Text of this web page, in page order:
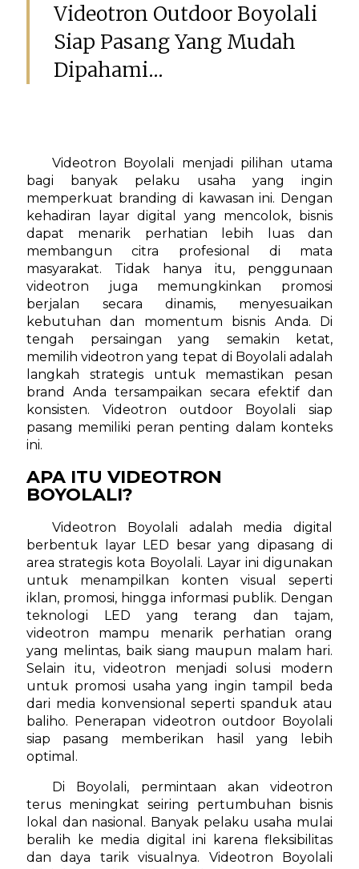
Videotron Outdoor Boyolali
Siap Pasang Yang Mudah
Dipahami...
Videotron Boyolali menjadi pilihan utama
bagi banyak pelaku usaha yang ingin
memperkuat branding di kawasan ini. Dengan
kehadiran layar digital yang mencolok, bisnis
dapat menarik perhatian lebih luas dan
membangun citra profesional di mata
masyarakat. Tidak hanya itu, penggunaan
videotron juga memungkinkan promosi
berjalan secara dinamis, menyesuaikan
kebutuhan dan momentum bisnis Anda. Di
tengah persaingan yang semakin ketat,
memilih videotron yang tepat di Boyolali adalah
langkah strategis untuk memastikan pesan
brand Anda tersampaikan secara efektif dan
konsisten. Videotron outdoor Boyolali siap
pasang memiliki peran penting dalam konteks
ini.
APA ITU VIDEOTRON
BOYOLALI?
Videotron Boyolali adalah media digital
berbentuk layar LED besar yang dipasang di
area strategis kota Boyolali. Layar ini digunakan
untuk menampilkan konten visual seperti
iklan, promosi, hingga informasi publik. Dengan
teknologi LED yang terang dan tajam,
videotron mampu menarik perhatian orang
yang melintas, baik siang maupun malam hari.
Selain itu, videotron menjadi solusi modern
untuk promosi usaha yang ingin tampil beda
dari media konvensional seperti spanduk atau
baliho. Penerapan videotron outdoor Boyolali
siap pasang memberikan hasil yang lebih
optimal.
Di Boyolali, permintaan akan videotron
terus meningkat seiring pertumbuhan bisnis
lokal dan nasional. Banyak pelaku usaha mulai
beralih ke media digital ini karena fleksibilitas
dan daya tarik visualnya. Videotron Boyolali